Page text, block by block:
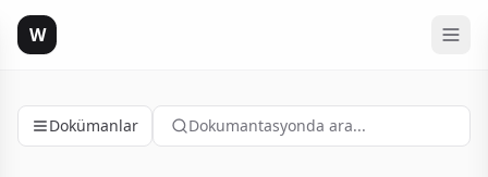
W
Dokümanlar Dokumantasyonda ara...